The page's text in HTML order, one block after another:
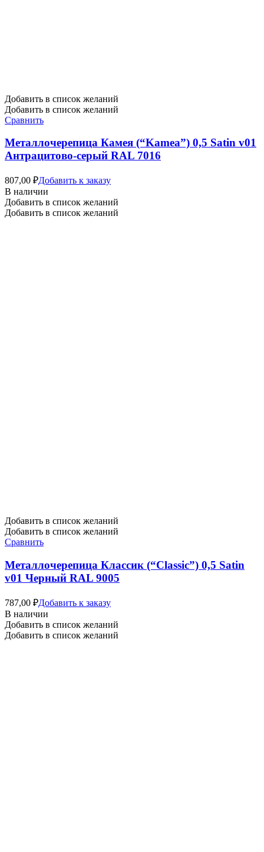
Добавить в список желаний
Добавить в список желаний
Сравнить
Металлочерепица Камея (“Kamea”) 0,5 Satin v01
Антрацитово-серый RAL 7016
807,00 ₽Добавить к заказу
В наличии
Добавить в список желаний
Добавить в список желаний
Добавить в список желаний
Добавить в список желаний
Сравнить
Металлочерепица Классик (“Classic”) 0,5 Satin
v01 Черный RAL 9005
787,00 ₽Добавить к заказу
В наличии
Добавить в список желаний
Добавить в список желаний